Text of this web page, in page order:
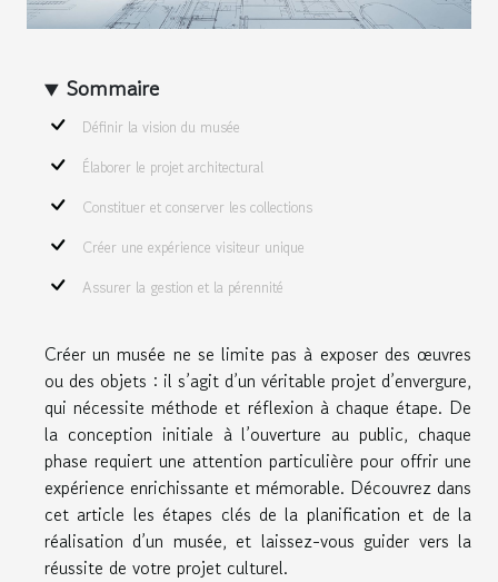
Sommaire
Définir la vision du musée
Élaborer le projet architectural
Constituer et conserver les collections
Créer une expérience visiteur unique
Assurer la gestion et la pérennité
Créer un musée ne se limite pas à exposer des œuvres
ou des objets : il s’agit d’un véritable projet d’envergure,
qui nécessite méthode et réflexion à chaque étape. De
la conception initiale à l’ouverture au public, chaque
phase requiert une attention particulière pour offrir une
expérience enrichissante et mémorable. Découvrez dans
cet article les étapes clés de la planification et de la
réalisation d’un musée, et laissez-vous guider vers la
réussite de votre projet culturel.